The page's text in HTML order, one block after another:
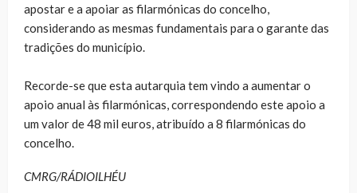
apostar e a apoiar as filarmónicas do concelho,
considerando as mesmas fundamentais para o garante das
tradições do município.
Recorde-se que esta autarquia tem vindo a aumentar o
apoio anual às filarmónicas, correspondendo este apoio a
um valor de 48 mil euros, atribuído a 8 filarmónicas do
concelho.
CMRG/RÁDIOILHÉU